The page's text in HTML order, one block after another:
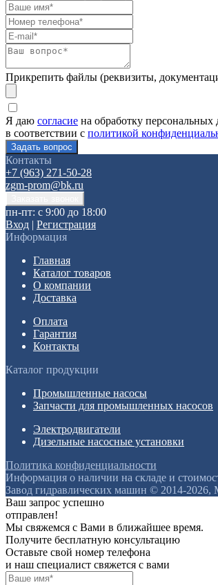
Прикрепить файлы (реквизиты,
Я даю согласие на обработку персональных
в соответствии с политикой
Контакты
+7 (963) 271-50-28
zgm-prom@bk.ru
пн-пт: с 9:00 до 18:00
Вход | Регистрация
Информация
Главная
Каталог товаров
О компании
Доставка
Оплата
Гарантия
Контакты
Каталог продукции
Промышленные насосы
Запчасти для промышленных насосов
Электродвигатели
Дизельные насосные установки
Политика конфиденциальности
Информация о наличии на складе и
Завод гидравлических машин © 2014-2026,
Ваш запрос успешно
отправлен!
Мы свяжемся с Вами в ближайшее время.
Получите бесплатную консультацию
Оставьте свой номер телефона
и наш специалист свяжется с вами